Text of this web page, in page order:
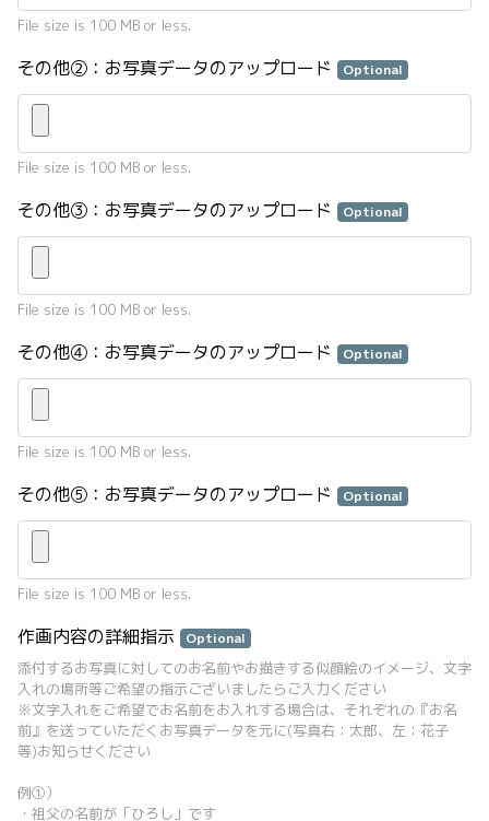
File size is 100 MB or less.
その他②：お写真データのアップロード Optional
File size is 100 MB or less.
その他③：お写真データのアップロード Optional
File size is 100 MB or less.
その他④：お写真データのアップロード Optional
File size is 100 MB or less.
その他⑤：お写真データのアップロード Optional
File size is 100 MB or less.
作画内容の詳細指示 Optional
添付するお写真に対してのお名前やお描きする似顔絵のイメージ、文字
入れの場所等ご希望の指示ございましたらご入力ください
※文字入れをご希望でお名前をお入れする場合は、それぞれの『お名
前』を送っていただくお写真データを元に(写真右：太郎、左：花子
等)お知らせください
例①）
・祖父の名前が「ひろし」です